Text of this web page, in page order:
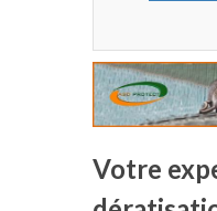
Votre